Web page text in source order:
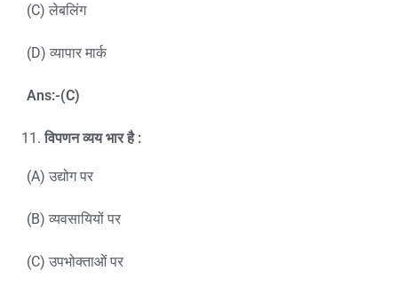
(C) लेबलिंग
(D) व्यापार मार्क
Ans:-(C)
विपणन व्यय भार है :
(A) उद्योग पर
(B) व्यवसायियों पर
(C) उपभोक्ताओं पर